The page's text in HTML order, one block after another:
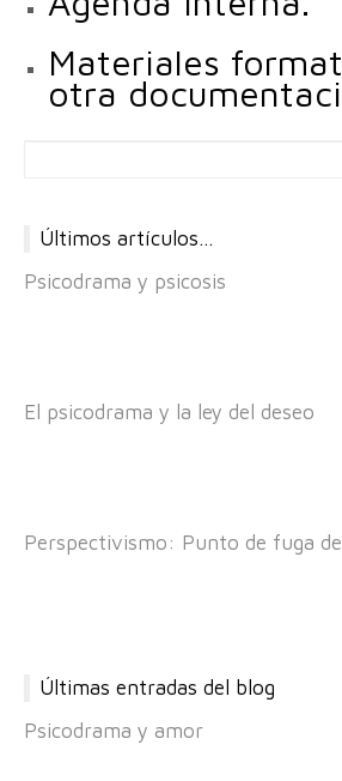
Materiales
otra
Últimos artículos…
Psicodrama y psicosis
El psicodrama y la ley del deseo
Perspectivismo: Punto de fuga
Últimas entradas del blog
Psicodrama y amor